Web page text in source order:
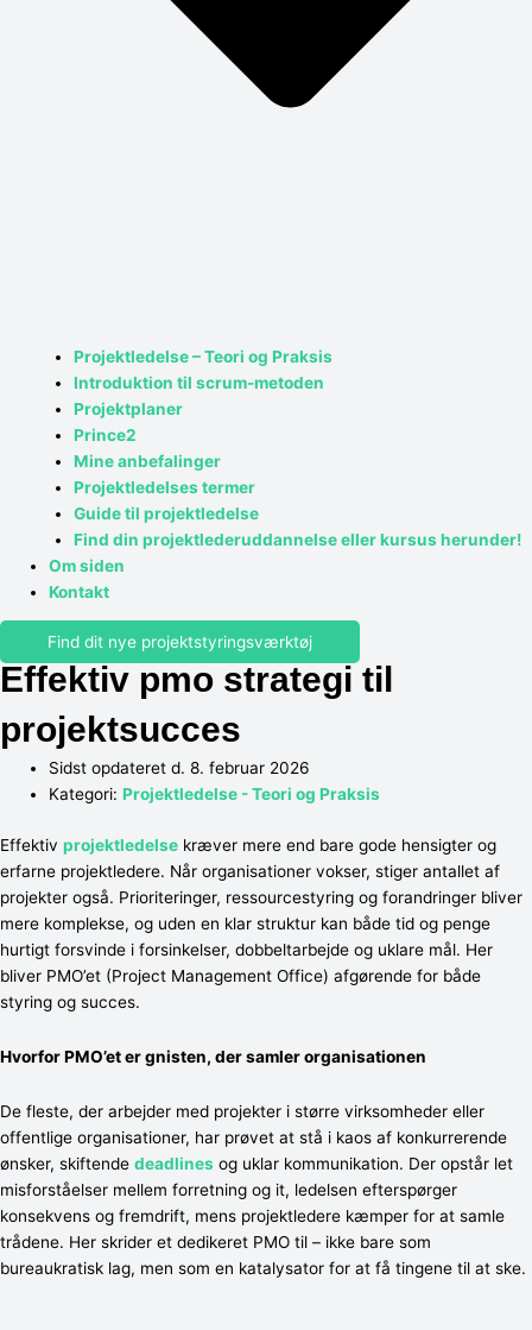
Projektledelse – Teori og Praksis
Introduktion til scrum-metoden
Projektplaner
Prince2
Mine anbefalinger
Projektledelses termer
Guide til projektledelse
Find din projektlederuddannelse eller kursus herunder!
Om siden
Kontakt
Find dit nye projektstyringsværktøj
Effektiv pmo strategi til
projektsucces
Sidst opdateret d. 8. februar 2026
Kategori: Projektledelse - Teori og Praksis
Effektiv projektledelse kræver mere end bare gode hensigter og
erfarne projektledere. Når organisationer vokser, stiger antallet af
projekter også. Prioriteringer, ressourcestyring og forandringer bliver
mere komplekse, og uden en klar struktur kan både tid og penge
hurtigt forsvinde i forsinkelser, dobbeltarbejde og uklare mål. Her
bliver PMO’et (Project Management Office) afgørende for både
styring og succes.
Hvorfor PMO’et er gnisten, der samler organisationen
De fleste, der arbejder med projekter i større virksomheder eller
offentlige organisationer, har prøvet at stå i kaos af konkurrerende
ønsker, skiftende deadlines og uklar kommunikation. Der opstår let
misforståelser mellem forretning og it, ledelsen efterspørger
konsekvens og fremdrift, mens projektledere kæmper for at samle
trådene. Her skrider et dedikeret PMO til – ikke bare som
bureaukratisk lag, men som en katalysator for at få tingene til at ske.